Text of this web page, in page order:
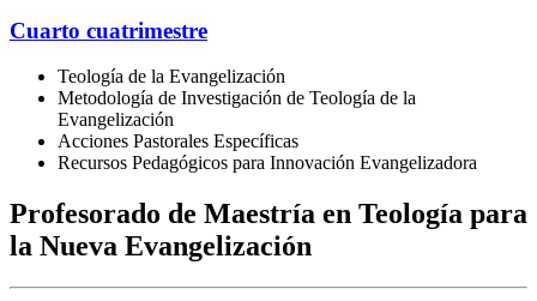
Cuarto cuatrimestre
Teología de la Evangelización
Metodología de Investigación de Teología de la
Evangelización
Acciones Pastorales Específicas
Recursos Pedagógicos para Innovación Evangelizadora
Profesorado de Maestría en Teología para
la Nueva Evangelización